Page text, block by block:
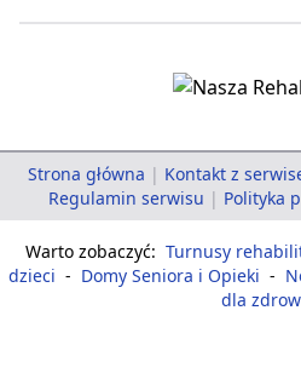
Strona główna | Kontakt z
Regulamin serwisu | Polityka
Warto zobaczyć: Turnusy
dzieci - Domy Seniora i Opieki -
dla